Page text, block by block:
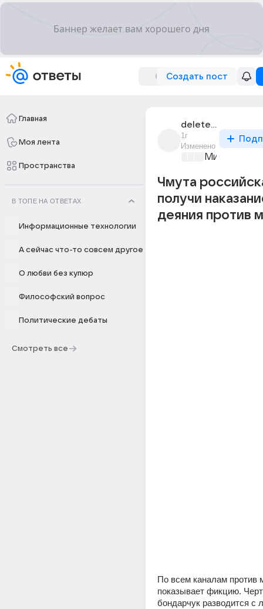
Создать пост
Главная
Моя лента
Пространства
В ТОПЕ НА ОТВЕТАХ
Информационные технологии
А сейчас что-то совсем другое
О любви без купюр
Философский вопрос
Политические дебаты
Смотреть все
deleted_username_15553528
1г
Изменено
Мир и его
Чмута
получи
деяния против
По всем каналам против
показывает фикцию.
бондарчук разводится с